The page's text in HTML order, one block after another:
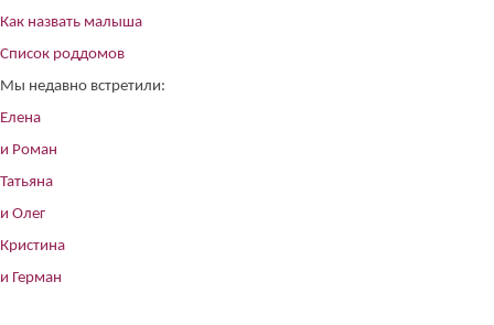
Как назвать малыша
Список роддомов
Мы недавно встретили:
Елена
и Роман
Татьяна
и Олег
Кристина
и Герман